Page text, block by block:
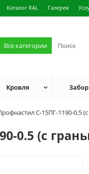
Каталог RAL Галерея
Все категории
Кровля Забор
С-15ПГ-1190-0.5
0.5 (с